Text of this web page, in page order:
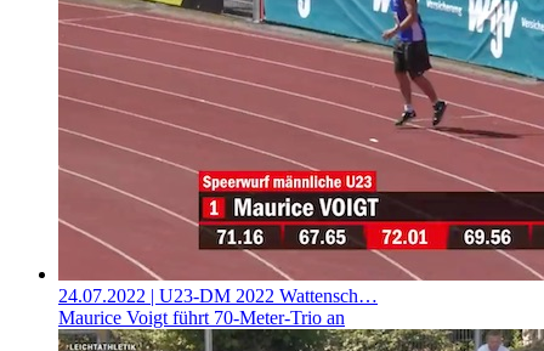
24.07.2022 | U23-DM 2022 Wattensch…
Maurice Voigt führt 70-Meter-Trio an